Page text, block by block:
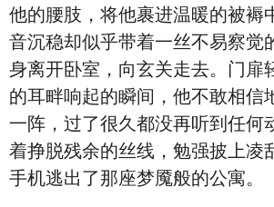
他的腰肢，将他裹进温暖的被褥
音沉稳却似乎带着一丝不易察觉
身离开卧室，向玄关走去。门扉
的耳畔响起的瞬间，他不敢相信
一阵，过了很久都没再听到任何
着挣脱残余的丝线，勉强披上凌
手机逃出了那座梦魇般的公寓。